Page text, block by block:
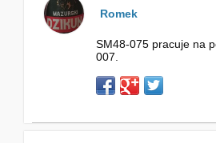
Romek
SM48-075 pracuje na
007.